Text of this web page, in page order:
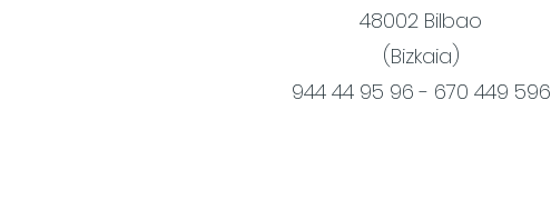
48002 Bilbao
(Bizkaia)
944 44 95 96 - 670 449 596